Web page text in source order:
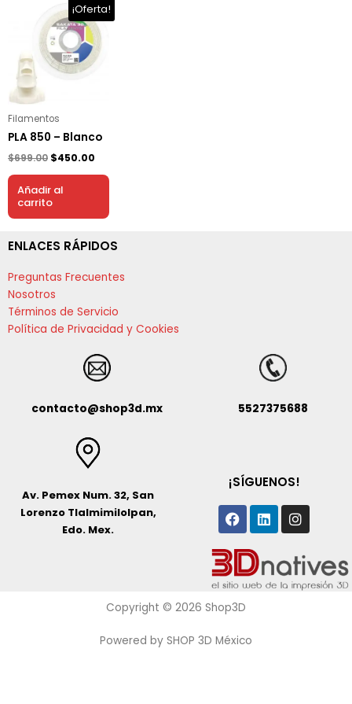
¡Oferta!
Filamentos
PLA 850 – Blanco
$699.00
precio
original
era:
$699.00.
$450.00
El
precio
actual
$450.00.
Añadir al
carrito
ENLACES RÁPIDOS
Preguntas Frecuentes
Nosotros
Términos de Servicio
Política de Privacidad y Cookies
contacto@shop3d.mx 5527375688
Av. Pemex Num. 32, San
Lorenzo Tlalmimilolpan,
Edo. Mex.
¡SÍGUENOS!
Facebook
Linkedin
Copyright © 2026 Shop3D
Powered by SHOP 3D México